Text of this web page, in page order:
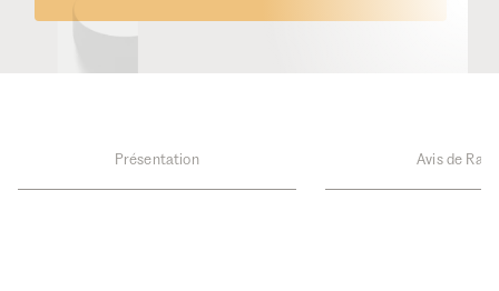
Présentation Avis de